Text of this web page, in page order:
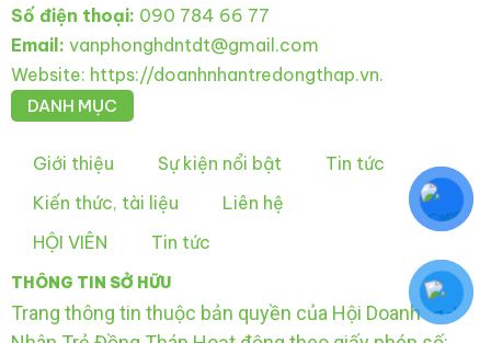
Số điện thoại: 090 784 66 77
Email: vanphonghdntdt@gmail.com
Website: https://doanhnhantredongthap.vn.
DANH MỤC
Giới thiệu Sự kiện nổi bật
Tin tức
Kiến thức, tài liệu
Liên hệ
HỘI VIÊN
Tin tức
THÔNG TIN SỞ HỮU
Trang thông tin thuộc bản quyền của Hội Doanh